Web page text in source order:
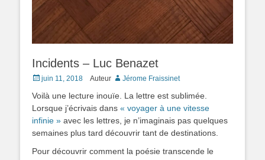
Incidents – Luc Benazet
Posted
juin 11, 2018 Auteur Jérome Fraissinet
Voilà une lecture inouïe. La lettre est sublimée.
Lorsque j’écrivais dans « voyager à une vitesse
infinie » avec les lettres, je n’imaginais pas quelques
semaines plus tard découvrir tant de destinations.
Pour découvrir comment la poésie transcende le